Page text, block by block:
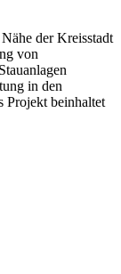
der Kreisstadt
von
in den
Projekt beinhaltet